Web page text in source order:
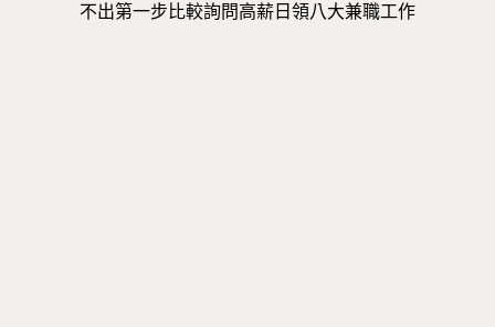
不出第一步比較詢問高薪日領八大兼職工作